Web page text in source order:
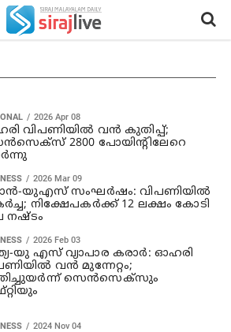
2026 Apr 08
വിപണിയില്‍ വന്‍ കുതിപ്പ്;
2800 പോയിന്റിലേറെ
2026 Mar 09
യുഎസ് സംഘർഷം: വിപണിയിൽ
നിക്ഷേപകർക്ക് 12 ലക്ഷം കോടി
നഷ്ടം
2026 Feb 03
യു എസ് വ്യാപാര കരാർ: ഓഹരി
വൻ മുന്നേറ്റം;
സെൻസെക്സും
2024 Nov 04